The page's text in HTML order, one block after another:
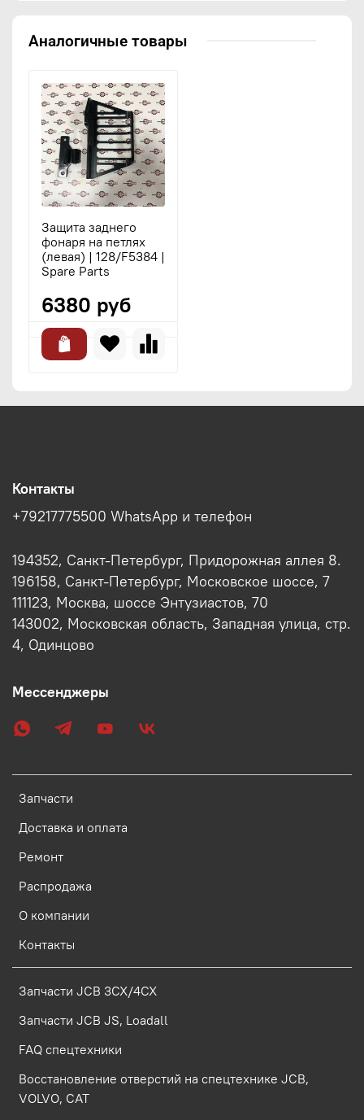
Аналогичные товары
Защита заднего
фонаря на петлях
(левая) | 128/F5384 |
Spare Parts
6380 руб
Запчасти
Доставка и оплата
Ремонт
Распродажа
О компании
Контакты
Запчасти JCB 3CX/4CX
Запчасти JCB JS, Loadall
FAQ спецтехники
Восстановление отверстий на спецтехнике JCB,
VOLVO, CAT
Контакты
+79217775500 WhatsApp и телефон
194352, Санкт-Петербург, Придорожная аллея 8.
196158, Санкт-Петербург, Московское шоссе, 7
111123, Москва, шоссе Энтузиастов, 70
143002, Московская область, Западная улица, стр.
4, Одинцово
Мессенджеры